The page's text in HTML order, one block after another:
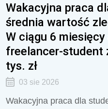
Wakacyjna praca
średnia wartość
W ciągu 6
freelancer-student
tys. zł
03 sie 2026
Wakacyjna praca dla